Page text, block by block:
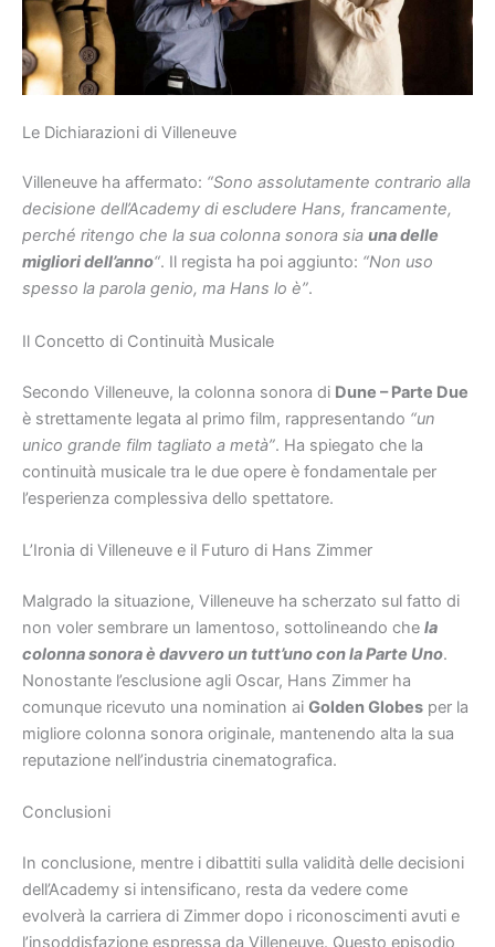
Le Dichiarazioni di Villeneuve
Villeneuve ha affermato: “Sono assolutamente contrario alla
decisione dell’Academy di escludere Hans, francamente,
perché ritengo che la sua colonna sonora sia una delle
migliori dell’anno“. Il regista ha poi aggiunto: “Non uso
spesso la parola genio, ma Hans lo è”.
Il Concetto di Continuità Musicale
Secondo Villeneuve, la colonna sonora di Dune – Parte Due
è strettamente legata al primo film, rappresentando “un
unico grande film tagliato a metà”. Ha spiegato che la
continuità musicale tra le due opere è fondamentale per
l’esperienza complessiva dello spettatore.
L’Ironia di Villeneuve e il Futuro di Hans Zimmer
Malgrado la situazione, Villeneuve ha scherzato sul fatto di
non voler sembrare un lamentoso, sottolineando che la
colonna sonora è davvero un tutt’uno con la Parte Uno.
Nonostante l’esclusione agli Oscar, Hans Zimmer ha
comunque ricevuto una nomination ai Golden Globes per la
migliore colonna sonora originale, mantenendo alta la sua
reputazione nell’industria cinematografica.
Conclusioni
In conclusione, mentre i dibattiti sulla validità delle decisioni
dell’Academy si intensificano, resta da vedere come
evolverà la carriera di Zimmer dopo i riconoscimenti avuti e
l’insoddisfazione espressa da Villeneuve. Questo episodio